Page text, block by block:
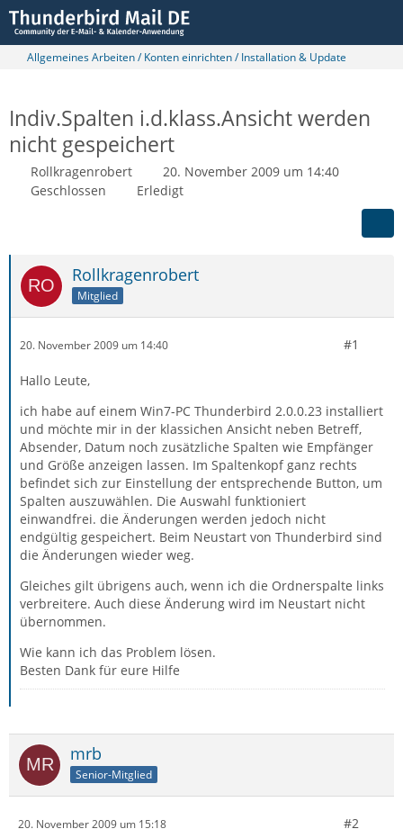
Allgemeines Arbeiten / Konten einrichten / Installation & Update
Indiv.Spalten i.d.klass.Ansicht werden
nicht gespeichert
Rollkragenrobert
20. November 2009 um 14:40
Geschlossen
Erledigt
Rollkragenrobert
Mitglied
20. November 2009 um 14:40 #1
Hallo Leute,
ich habe auf einem Win7-PC Thunderbird 2.0.0.23 installiert
und möchte mir in der klassichen Ansicht neben Betreff,
Absender, Datum noch zusätzliche Spalten wie Empfänger
und Größe anzeigen lassen. Im Spaltenkopf ganz rechts
befindet sich zur Einstellung der entsprechende Button, um
Spalten auszuwählen. Die Auswahl funktioniert
einwandfrei. die Änderungen werden jedoch nicht
endgültig gespeichert. Beim Neustart von Thunderbird sind
die Änderungen wieder weg.
Gleiches gilt übrigens auch, wenn ich die Ordnerspalte links
verbreitere. Auch diese Änderung wird im Neustart nicht
übernommen.
Wie kann ich das Problem lösen.
Besten Dank für eure Hilfe
mrb
Senior-Mitglied
20. November 2009 um 15:18 #2